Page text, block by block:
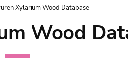
Xylarium Wood Database
Wood